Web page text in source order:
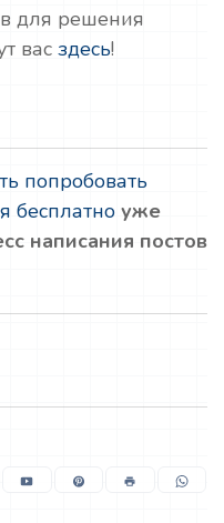
для решения
вас здесь!
попробовать
бесплатно уже
написания постов